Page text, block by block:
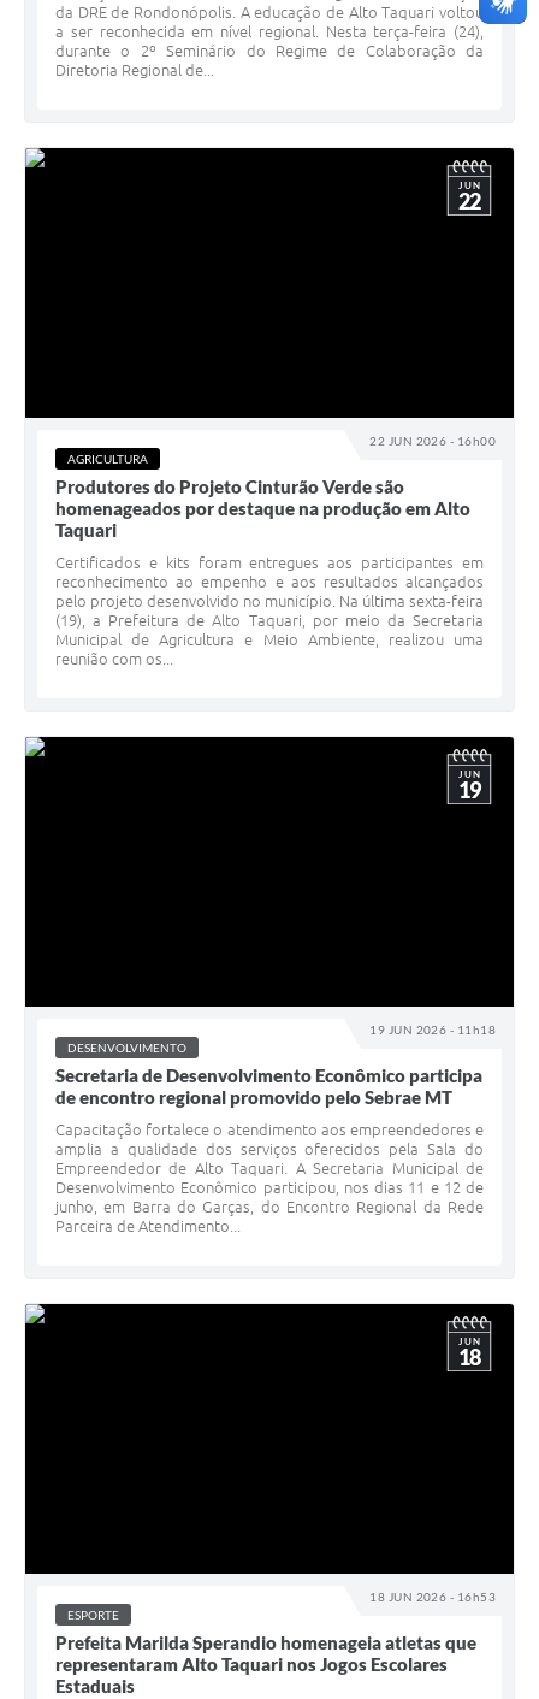
da DRE de Rondonópolis. A educação de Alto Taquari voltou
a ser reconhecida em nível regional. Nesta terça-feira (24),
durante o 2º Seminário do Regime de Colaboração da
Diretoria Regional de...
22 JUN 2026 - 16h00
JUN
22
AGRICULTURA
Produtores do Projeto Cinturão Verde são
homenageados por destaque na produção em Alto
Taquari
Certificados e kits foram entregues aos participantes em
reconhecimento ao empenho e aos resultados alcançados
pelo projeto desenvolvido no município. Na última sexta-feira
(19), a Prefeitura de Alto Taquari, por meio da Secretaria
Municipal de Agricultura e Meio Ambiente, realizou uma
reunião com os...
19 JUN 2026 - 11h18
JUN
19
DESENVOLVIMENTO
Secretaria de Desenvolvimento Econômico participa
de encontro regional promovido pelo Sebrae MT
Capacitação fortalece o atendimento aos empreendedores e
amplia a qualidade dos serviços oferecidos pela Sala do
Empreendedor de Alto Taquari. A Secretaria Municipal de
Desenvolvimento Econômico participou, nos dias 11 e 12 de
junho, em Barra do Garças, do Encontro Regional da Rede
Parceira de Atendimento...
18 JUN 2026 - 16h53
JUN
18
ESPORTE
Prefeita Marilda Sperandio homenageia atletas que
representaram Alto Taquari nos Jogos Escolares
Estaduais